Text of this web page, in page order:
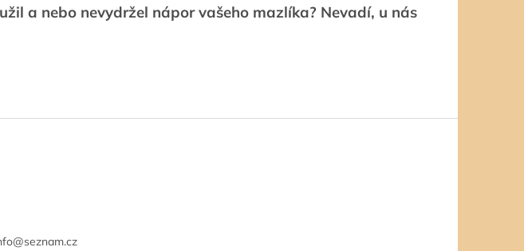
a nebo nevydržel nápor vašeho mazlíka? Nevadí, u nás
@seznam.cz